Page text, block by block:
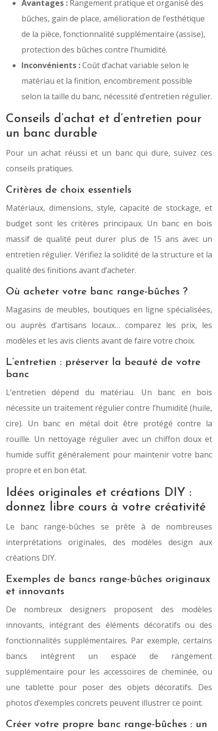
Avantages : Rangement pratique et organisé des
bûches, gain de place, amélioration de l’esthétique
de la pièce, fonctionnalité supplémentaire (assise),
protection des bûches contre l’humidité.
Inconvénients :Coût d’achat variable selon le
matériau et la finition, encombrement possible
selon la taille du banc, nécessité d’entretien régulier.
Conseils d’achat et d’entretien pour
un banc durable
Pour un achat réussi et un banc qui dure, suivez ces
conseils pratiques.
Critères de choix essentiels
Matériaux, dimensions, style, capacité de stockage, et
budget sont les critères principaux. Un banc en bois
massif de qualité peut durer plus de 15 ans avec un
entretien régulier. Vérifiez la solidité de la structure et la
qualité des finitions avant d’acheter.
Où acheter votre banc range-bûches ?
Magasins de meubles, boutiques en ligne spécialisées,
ou auprès d’artisans locaux… comparez les prix, les
modèles et les avis clients avant de faire votre choix.
L’entretien : préserver la beauté de votre
banc
L’entretien dépend du matériau. Un banc en bois
nécessite un traitement régulier contre l’humidité (huile,
cire). Un banc en métal doit être protégé contre la
rouille. Un nettoyage régulier avec un chiffon doux et
humide suffit généralement pour maintenir votre banc
propre et en bon état.
Idées originales et créations DIY :
donnez libre cours à votre créativité
Le banc range-bûches se prête à de nombreuses
interprétations originales, des modèles design aux
créations DIY.
Exemples de bancs range-bûches originaux
et innovants
De nombreux designers proposent des modèles
innovants, intégrant des éléments décoratifs ou des
fonctionnalités supplémentaires. Par exemple, certains
bancs intègrent un espace de rangement
supplémentaire pour les accessoires de cheminée, ou
une tablette pour poser des objets décoratifs. Des
photos d’exemples concrets peuvent illustrer ce point.
Créer votre propre banc range-bûches : un